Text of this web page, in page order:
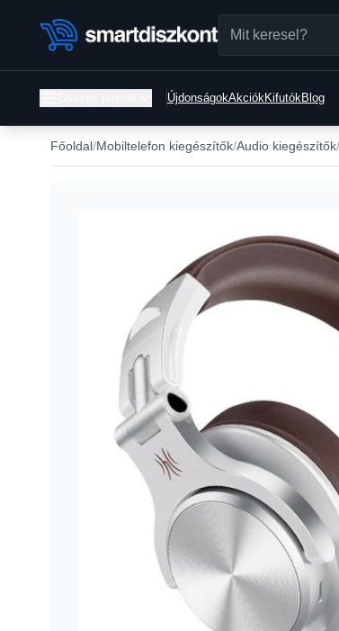
ÚjdonságokAkciókKifutókBlog
Főoldal Mobiltelefon kiegészítők Audio kiegészítők